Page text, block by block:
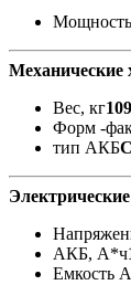
Механические
Вес, кг109
Форм -
тип АКБ
АКБ, А*ч
Емкость